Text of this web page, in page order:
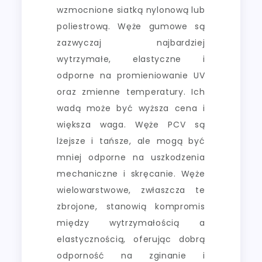
wzmocnione siatką nylonową lub
poliestrową. Węże gumowe są
zazwyczaj najbardziej
wytrzymałe, elastyczne i
odporne na promieniowanie UV
oraz zmienne temperatury. Ich
wadą może być wyższa cena i
większa waga. Węże PCV są
lżejsze i tańsze, ale mogą być
mniej odporne na uszkodzenia
mechaniczne i skręcanie. Węże
wielowarstwowe, zwłaszcza te
zbrojone, stanowią kompromis
między wytrzymałością a
elastycznością, oferując dobrą
odporność na zginanie i